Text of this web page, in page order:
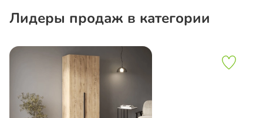
Лидеры продаж в категории